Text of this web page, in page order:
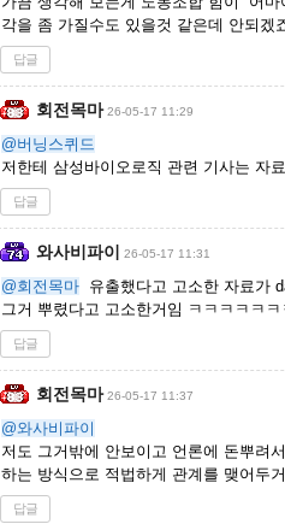
각을 좀 가질수도 있을것 같은데 안되겠
답글
회전목마 26-05-17 11:29
@버닝스퀴드
저한테 삼성바이오로직 관련 기사는 자
답글
와사비파이 26-05-17 11:31
@회전목마 유출했다고 고소한 자료가
그거 뿌렸다고 고소한거임 ㅋㅋㅋㅋㅋ
답글
회전목마 26-05-17 11:37
@와사비파이
저도 그거밖에 안보이고 언론에 돈뿌려
하는 방식으로 적법하게 관계를 맺어두
답글